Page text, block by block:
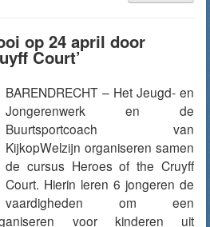
op 24 april door
Court’
BARENDRECHT – Het Jeugd- en
Jongerenwerk en de
Buurtsportcoach van
KijkopWelzijn organiseren samen
de cursus Heroes of the Cruyff
Court. Hierin leren 6 jongeren de
vaardigheden om een
voor kinderen uit